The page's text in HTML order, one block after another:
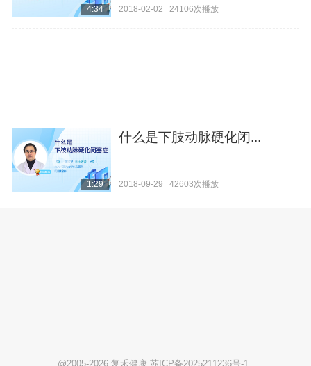
4:34 2018-02-02 24106次播放
1:29
什么是下肢动脉硬化闭...
2018-09-29 42603次播放
@2005-2026 复禾健康苏ICP备2025211236号-1